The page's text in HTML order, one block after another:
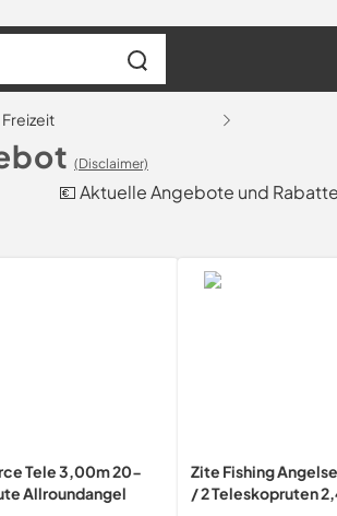
(Disclaimer)
💶 Aktuelle Angebote und Rabatte
Tele 3,00m 20-
Allroundangel
Zite Fishing
/ 2 Teleskopruten